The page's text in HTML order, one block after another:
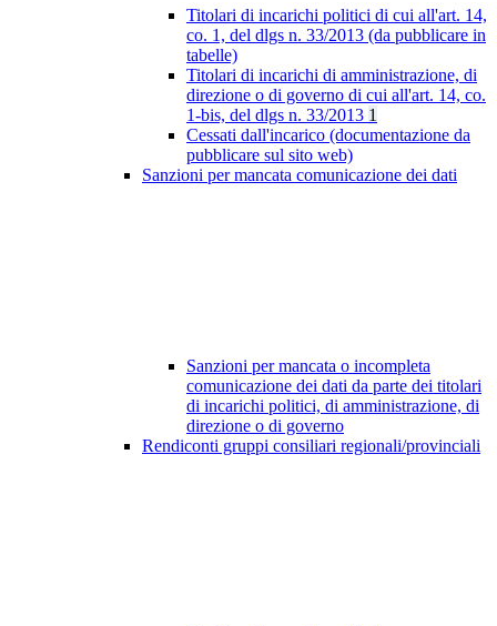
Titolari di incarichi politici di cui all'art. 14,
co. 1, del dlgs n. 33/2013 (da pubblicare in
tabelle)
Titolari di incarichi di amministrazione, di
direzione o di governo di cui all'art. 14, co.
1-bis, del dlgs n. 33/2013 1
Cessati dall'incarico (documentazione da
pubblicare sul sito web)
Sanzioni per mancata comunicazione dei dati
Sanzioni per mancata o incompleta
comunicazione dei dati da parte dei titolari
di incarichi politici, di amministrazione, di
direzione o di governo
Rendiconti gruppi consiliari regionali/provinciali